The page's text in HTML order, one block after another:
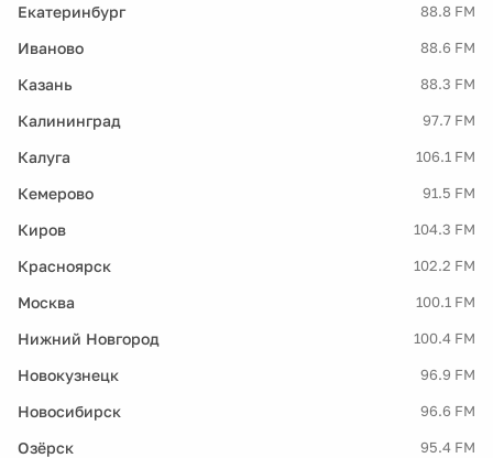
Екатеринбург 88.8 FM
Иваново 88.6 FM
Казань 88.3 FM
Калининград 97.7 FM
Калуга 106.1 FM
Кемерово 91.5 FM
Киров 104.3 FM
Красноярск 102.2 FM
Москва 100.1 FM
Нижний Новгород 100.4 FM
Новокузнецк 96.9 FM
Новосибирск 96.6 FM
Озёрск 95.4 FM